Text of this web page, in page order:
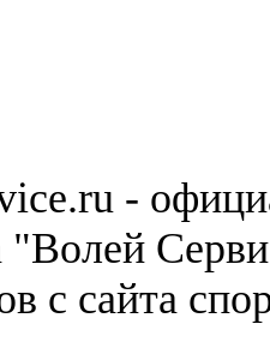
-
"Волей
с сайта